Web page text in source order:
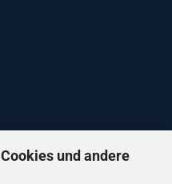
und andere